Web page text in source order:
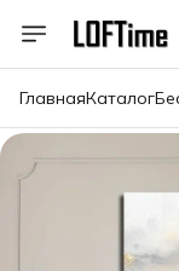
ГлавнаяКаталог